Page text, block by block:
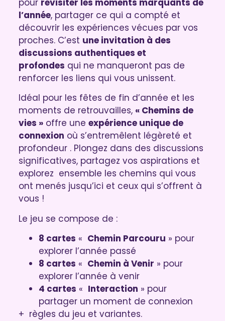
pour revisiter les moments marquants de
l’année, partager ce qui a compté et
découvrir les expériences vécues par vos
proches. C’est une invitation à des
discussions authentiques et
profondes qui ne manqueront pas de
renforcer les liens qui vous unissent.
Idéal pour les fêtes de fin d’année et les
moments de retrouvailles, « Chemins de
vies » offre une expérience unique de
connexion où s’entremêlent légèreté et
profondeur . Plongez dans des discussions
significatives, partagez vos aspirations et
explorez ensemble les chemins qui vous
ont menés jusqu’ici et ceux qui s’offrent à
vous !
Le jeu se compose de :
8 cartes « Chemin Parcouru » pour
explorer l’année passé
8 cartes « Chemin à Venir » pour
explorer l’année à venir
4 cartes « Interaction » pour
partager un moment de connexion
+ règles du jeu et variantes.